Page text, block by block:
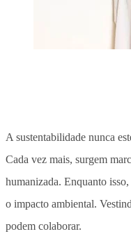
A sustentabilidade nunca
Cada vez mais, surgem
humanizada. Enquanto
o impacto ambiental.
podem colaborar.